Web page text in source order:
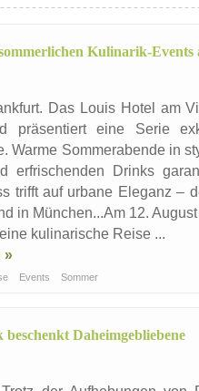
Kulinarik-Events
Das Louis Hotel am
präsentiert eine Serie
Warme Sommerabende in
erfrischenden Drinks
trifft auf urbane Eleganz –
in München...Am 12.
kulinarische Reise ...
»
Events Sommer
Daheimgebliebene